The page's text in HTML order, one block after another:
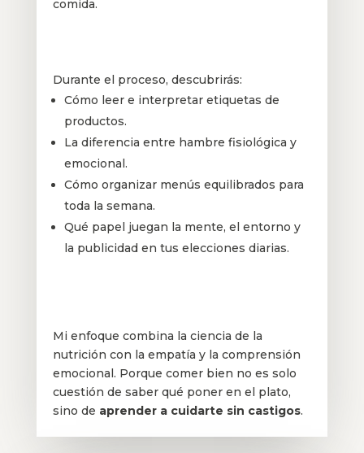
comida.
Durante el proceso, descubrirás:
Cómo leer e interpretar etiquetas de
productos.
La diferencia entre hambre fisiológica y
emocional.
Cómo organizar menús equilibrados para
toda la semana.
Qué papel juegan la mente, el entorno y
la publicidad en tus elecciones diarias.
Mi enfoque combina la ciencia de la
nutrición con la empatía y la comprensión
emocional. Porque comer bien no es solo
cuestión de saber qué poner en el plato,
sino de aprender a cuidarte sin castigos.